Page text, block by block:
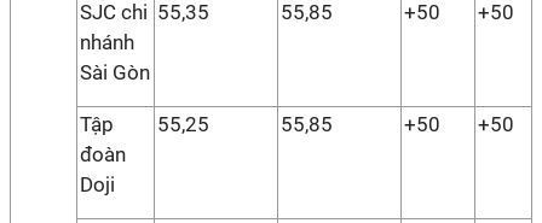
SJC chi
nhánh
Sài Gòn
55,35 55,85 +50 +50
Tập
đoàn
Doji
55,25 55,85 +50 +50